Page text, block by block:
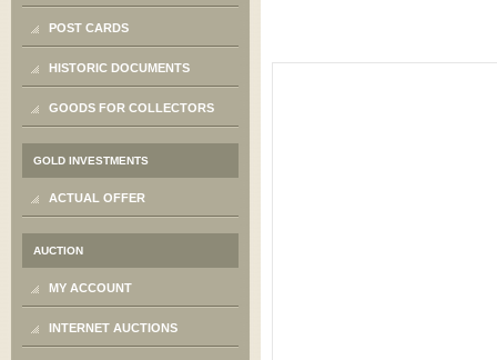
POST CARDS
HISTORIC DOCUMENTS
GOODS FOR COLLECTORS
GOLD INVESTMENTS
ACTUAL OFFER
AUCTION
MY ACCOUNT
INTERNET AUCTIONS